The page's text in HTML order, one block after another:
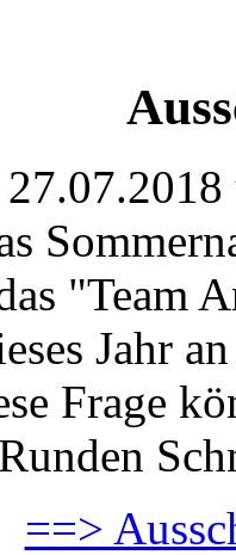
"Team
Jahr
Frage
Runden
==>